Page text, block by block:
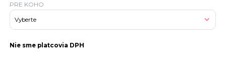
PRE KOHO
Nie sme platcovia DPH